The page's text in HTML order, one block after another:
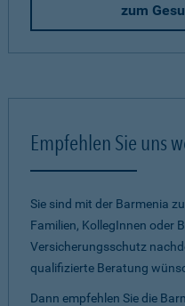
zum
Empfehlen Sie uns
Sie sind mit der Barmenia
Familien, KollegInnen oder
Versicherungsschutz
qualifizierte Beratung
Dann empfehlen Sie die